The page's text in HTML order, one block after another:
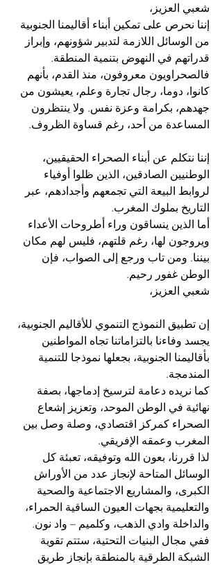
شعبي العزيز،
إننا نحرص على تمكين أبناء أقاليمنا الجنوبية
من الوسائل اللازمة لتدبير شؤونهم، وإبراز
قدراتهم في النهوض بتنمية المنطقة.
فالصحراويون معروفون، منذ القدم، بأنهم
كانوا، دوما، رجال تجارة وعلم، يعيشون من
جهدهم، بكرامة وعزة نفس. ولا ينتظرون
المساعدة من أحد، رغم قساوة الظروف.
إننا نتكلم عن أبناء الصحراء الحقيقيين،
الوطنيين الصادقين، الذين ظلوا أوفياء
لروابط البيعة التي تجمعهم وأجدادهم، عبر
التاريخ بملوك المغرب.
أما الذين ينساقون وراء أطروحات الأعداء
ويروجون لها، رغم قلتهم، فليس لهم مكان
بيننا. ومن تاب ورجع إلى الصواب، فإن
الوطن غفور رحيم.
شعبي العزيز،
إن تطبيق النموذج التنموي للأقاليم الجنوبية،
يجسد وفاءنا بالتزاماتنا تجاه المواطنين
بأقاليمنا الجنوبية، بجعلها نموذجا للتنمية
المندمجة.
كما نريده دعامة لترسيخ إدماجها، بصفة
نهائية في الوطن الموحد، وتعزيز إشعاع
الصحراء كمركز اقتصادي، وصلة وصل بين
المغرب وعمقه الإفريقي.
لذا قررنا، بعون الله وتوفيقه، تعبئة كل
الوسائل المتاحة لإنجاز عدد من الأوراش
الكبرى، والمشاريع الاجتماعية والصحية
والتعليمية بجهات العيون الساقية الحمراء،
والداخلة وادي الذهب، وكلميم – واد نون.
ففي مجال البنيات التحتية، ستتم تقوية
الشبكة الطرقية بالمنطقة بإنجاز طريق